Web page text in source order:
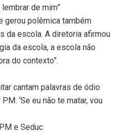
de mim”
gerou polêmica também
da escola. A diretoria afirmou
da escola, a escola não
do contexto”.
cantam palavras de ódio
‘Se eu não te matar, vou
e Seduc